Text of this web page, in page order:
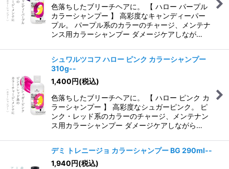
色落ちしたブリーチヘアに。 【 ハロー パープル
カラーシャンプー 】 高彩度なキャンディーパー
プル。 パープル系のカラーのチャージ、メンテナ
ンス用カラーシャンプー ダメージケアしなが…
シュワルツコフ ハロー ピンク カラーシャンプー
310g--
1,400円(税込)
色落ちしたブリーチヘアに。 【 ハロー ピンク カ
ラーシャンプー 】 高彩度なシュガーピンク。 ピ
ンク・レッド系のカラーのチャージ、メンテナン
ス用カラーシャンプー ダメージケアしながら…
デミ トレニージョ カラーシャンプー BG 290ml--
1,940円(税込)